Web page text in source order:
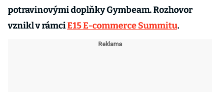
potravinovými doplňky Gymbeam. Rozhovor
vznikl v rámciE15 E-commerce Summitu.